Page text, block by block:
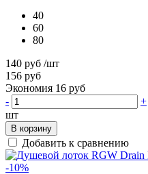
40
60
80
140 руб /шт
156 руб
Экономия 16 руб
-
+
шт
В корзину
Добавить к сравнению
-10%